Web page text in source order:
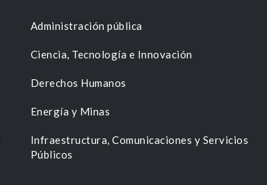
Administración pública
Ciencia, Tecnología e Innovación
Derechos Humanos
Energía y Minas
Infraestructura, Comunicaciones y Servicios
Públicos